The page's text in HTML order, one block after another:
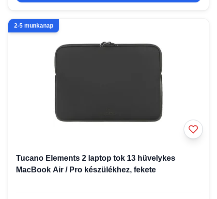
2-5 munkanap
Tucano Elements 2 laptop tok 13 hüvelykes
MacBook Air / Pro készülékhez, fekete